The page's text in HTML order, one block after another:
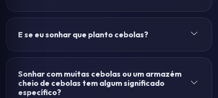
E se eu sonhar que planto cebolas?
Sonhar com muitas cebolas ou um armazém
cheio de cebolas tem algum significado
específico?